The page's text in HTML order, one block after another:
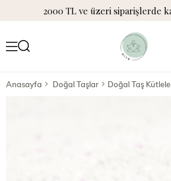
2000 TL ve üzeri siparişlerde
Anasayfa Doğal Taşlar Doğal Taş